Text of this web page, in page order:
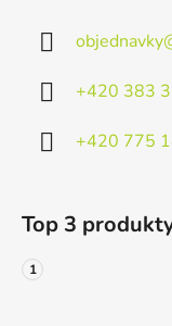
objednavky
+420 383
+420 775
Top 3